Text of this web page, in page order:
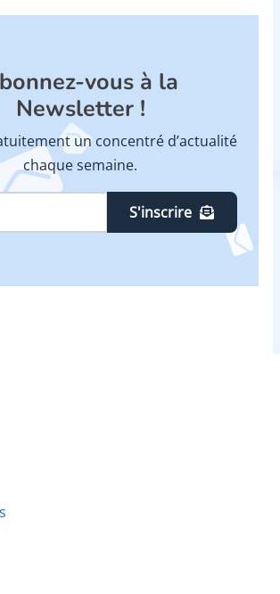
vous à la
Newsletter !
un concentré d’actualité
chaque semaine.
S'inscrire